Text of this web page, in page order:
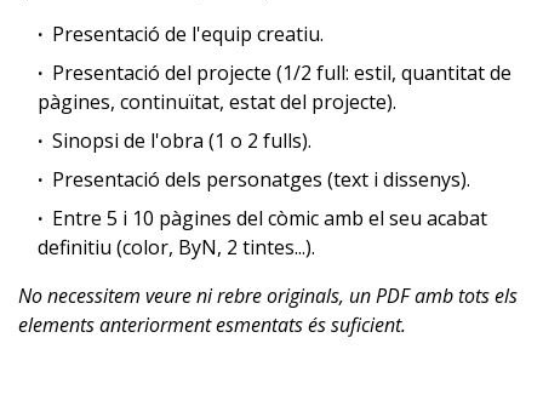
Presentació de l'equip creatiu.
Presentació del projecte (1/2 full: estil, quantitat de
pàgines, continuïtat, estat del projecte).
Sinopsi de l'obra (1 o 2 fulls).
Presentació dels personatges (text i dissenys).
Entre 5 i 10 pàgines del còmic amb el seu acabat
definitiu (color, ByN, 2 tintes...).
No necessitem veure ni rebre originals, un PDF amb tots els
elements anteriorment esmentats és suficient.